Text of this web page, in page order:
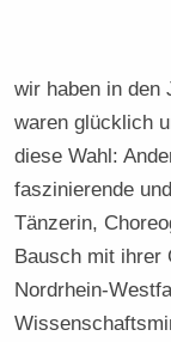
wir haben in den
waren glücklich
diese Wahl:
faszinierende
Tänzerin,
Bausch mit ihrer
Nordrhein-